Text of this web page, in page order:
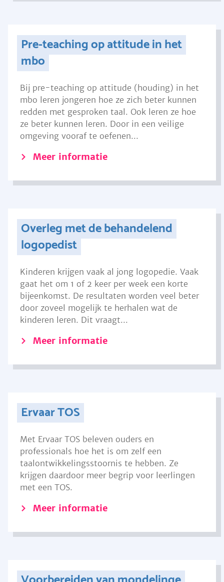
Pre-teaching op attitude in het
mbo
Bij pre-teaching op attitude (houding) in het
mbo leren jongeren hoe ze zich beter kunnen
redden met gesproken taal. Ook leren ze hoe
ze beter kunnen leren. Door in een veilige
omgeving vooraf te oefenen...
Meer informatie
Overleg met de behandelend
logopedist
Kinderen krijgen vaak al jong logopedie. Vaak
gaat het om 1 of 2 keer per week een korte
bijeenkomst. De resultaten worden veel beter
door zoveel mogelijk te herhalen wat de
kinderen leren. Dit vraagt...
Meer informatie
Ervaar TOS
Met Ervaar TOS beleven ouders en
professionals hoe het is om zelf een
taalontwikkelingsstoornis te hebben. Ze
krijgen daardoor meer begrip voor leerlingen
met een TOS.
Meer informatie